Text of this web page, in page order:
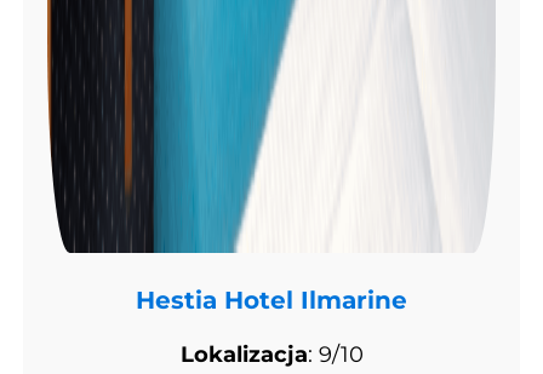
Hestia Hotel Ilmarine
Lokalizacja: 9/10